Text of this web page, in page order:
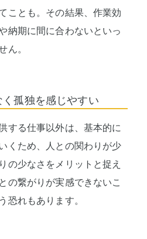
ことも。その結果、作業効
納期に間に合わないといっ
ん。
孤独を感じやすい
する仕事以外は、基本的に
くため、人との関わりが少
の少なさをメリットと捉え
の繋がりが実感できないこ
恐れもあります。